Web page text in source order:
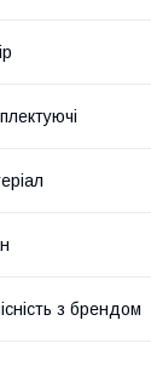
з брендом